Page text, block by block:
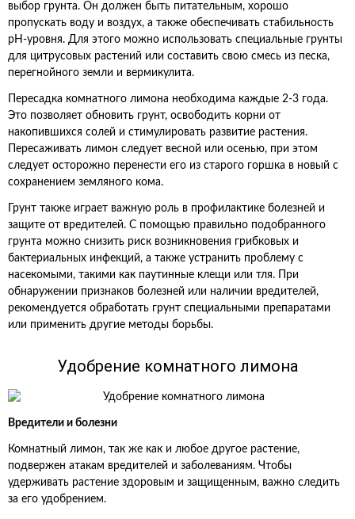
выбор грунта. Он должен быть питательным, хорошо
пропускать воду и воздух, а также обеспечивать стабильность
рН-уровня. Для этого можно использовать специальные грунты
для цитрусовых растений или составить свою смесь из песка,
перегнойного земли и вермикулита.
Пересадка комнатного лимона необходима каждые 2-3 года.
Это позволяет обновить грунт, освободить корни от
накопившихся солей и стимулировать развитие растения.
Пересаживать лимон следует весной или осенью, при этом
следует осторожно перенести его из старого горшка в новый с
сохранением земляного кома.
Грунт также играет важную роль в профилактике болезней и
защите от вредителей. С помощью правильно подобранного
грунта можно снизить риск возникновения грибковых и
бактериальных инфекций, а также устранить проблему с
насекомыми, такими как паутинные клещи или тля. При
обнаружении признаков болезней или наличии вредителей,
рекомендуется обработать грунт специальными препаратами
или применить другие методы борьбы.
Удобрение комнатного лимона
Вредители и болезни
Комнатный лимон, так же как и любое другое растение,
подвержен атакам вредителей и заболеваниям. Чтобы
удерживать растение здоровым и защищенным, важно следить
за его удобрением.